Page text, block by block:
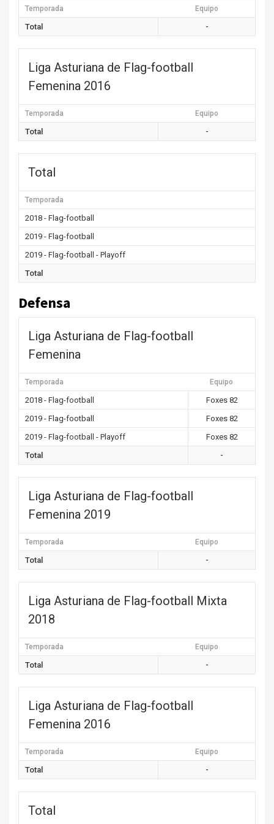
Temporada Equipo
Total -
Liga Asturiana de Flag-football
Femenina 2016
Temporada Equipo
Total -
Total
Temporada
2018 - Flag-football
2019 - Flag-football
2019 - Flag-football - Playoff
Total
Defensa
Liga Asturiana de Flag-football
Femenina
Temporada Equipo
2018 - Flag-football
Foxes 82
2019 - Flag-football
Foxes 82
2019 - Flag-football - Playoff
Foxes 82
Total
-
Liga Asturiana de Flag-football
Femenina 2019
Temporada Equipo
Total -
Liga Asturiana de Flag-football Mixta
2018
Temporada Equipo
Total -
Liga Asturiana de Flag-football
Femenina 2016
Temporada Equipo
Total -
Total